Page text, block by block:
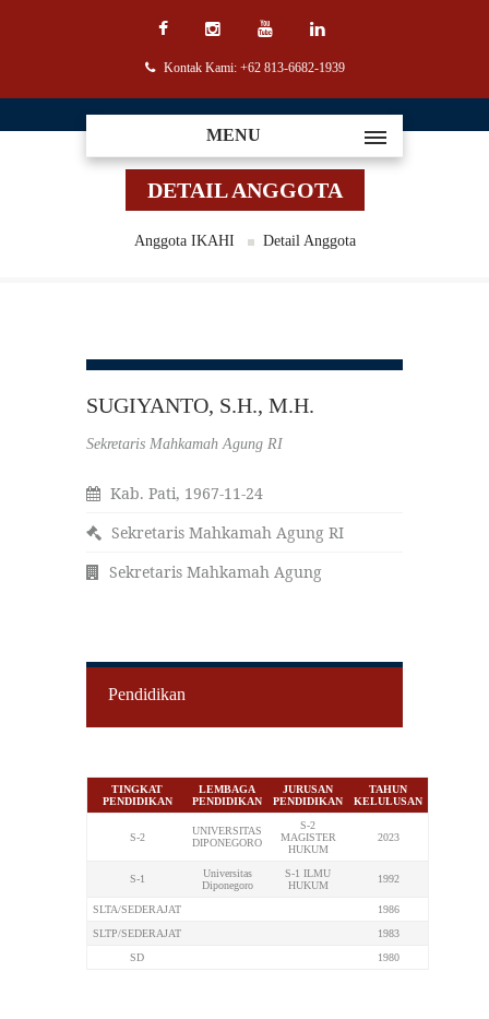
Kontak Kami: +62 813-6682-1939
MENU
DETAIL ANGGOTA
Anggota IKAHI Detail Anggota
SUGIYANTO, S.H., M.H.
Sekretaris Mahkamah Agung RI
Kab. Pati, 1967-11-24
Sekretaris Mahkamah Agung RI
Sekretaris Mahkamah Agung
Pendidikan
TINGKAT
PENDIDIKAN
LEMBAGA
PENDIDIKAN
JURUSAN
PENDIDIKAN
TAHUN
KELULUSAN
S-2
UNIVERSITAS
DIPONEGORO
S-2
MAGISTER
HUKUM
2023
S-1
Universitas
Diponegoro
S-1 ILMU
HUKUM
1992
SLTA/SEDERAJAT
1986
SLTP/SEDERAJAT
1983
SD
1980